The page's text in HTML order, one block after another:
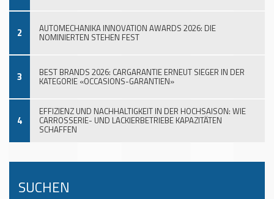
2 AUTOMECHANIKA INNOVATION AWARDS 2026: DIE
NOMINIERTEN STEHEN FEST
3 BEST BRANDS 2026: CARGARANTIE ERNEUT SIEGER IN DER
KATEGORIE «OCCASIONS-GARANTIEN»
4
EFFIZIENZ UND NACHHALTIGKEIT IN DER HOCHSAISON: WIE
CARROSSERIE- UND LACKIERBETRIEBE KAPAZITÄTEN
SCHAFFEN
SUCHEN